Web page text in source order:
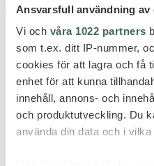
Ansvarsfull användning
Vi och våra 1022 partners
som t.ex. ditt IP-nummer,
cookies för att lagra och få
enhet för att kunna
innehåll, annons- och
och produktutveckling. Du
använda din data och i vilka